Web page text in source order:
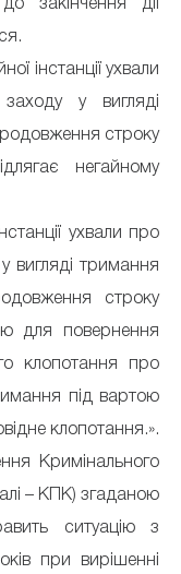
закінчення дії
інстанції ухвали
у вигляді
строку
негайному
ухвали про
вигляді тримання
строку
для повернення
клопотання про
під вартою
клопотання.».
– КПК) згаданою
ситуацію з
при вирішенні